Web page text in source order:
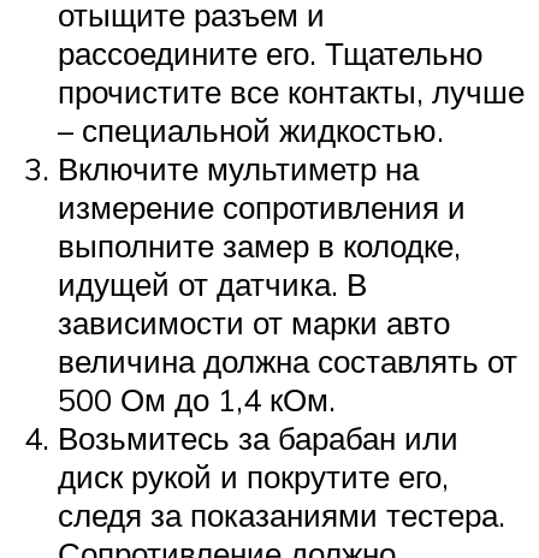
отыщите разъем и
рассоедините его. Тщательно
прочистите все контакты, лучше
– специальной жидкостью.
Включите мультиметр на
измерение сопротивления и
выполните замер в колодке,
идущей от датчика. В
зависимости от марки авто
величина должна составлять от
500 Ом до 1,4 кОм.
Возьмитесь за барабан или
диск рукой и покрутите его,
следя за показаниями тестера.